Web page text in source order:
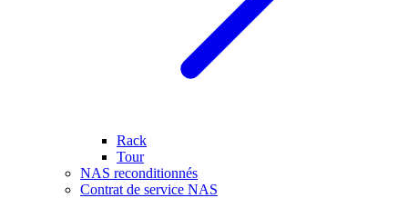
Rack
Tour
NAS reconditionnés
Contrat de service NAS